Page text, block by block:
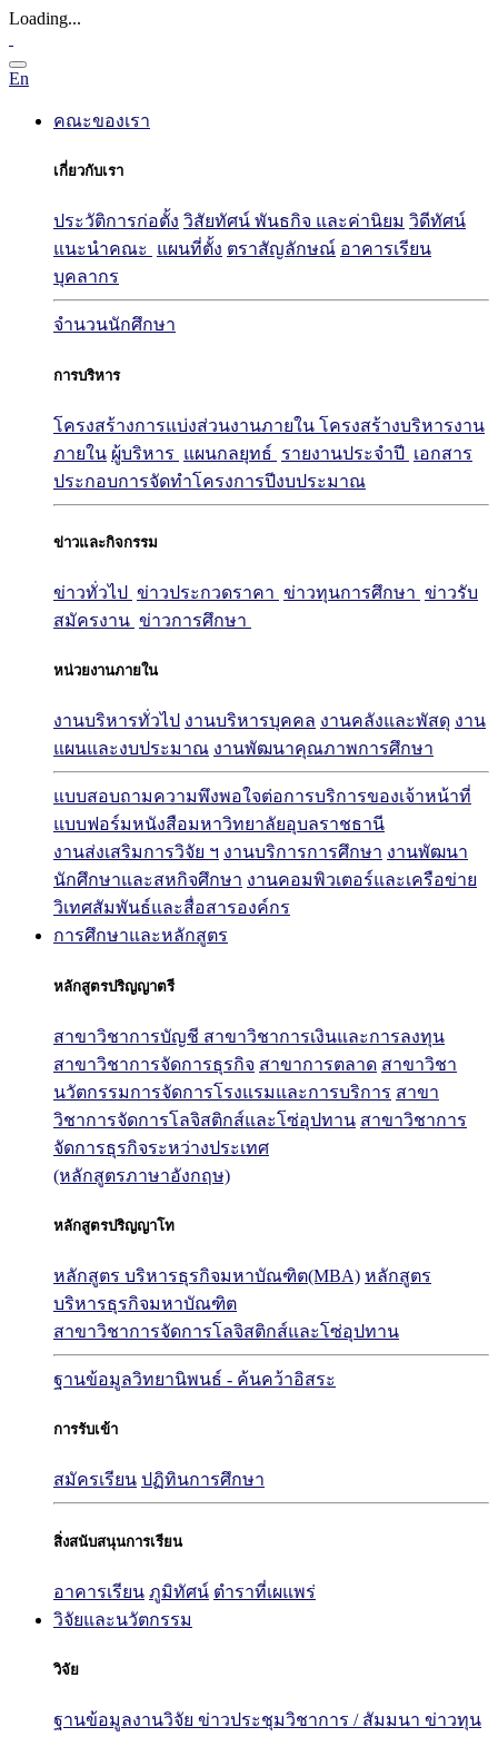
Loading...
En
คณะของเรา
เกี่ยวกับเรา
ประวัติการก่อตั้ง วิสัยทัศน์ พันธกิจ และค่านิยม วิดีทัศน์
แนะนำคณะ
แผนที่ตั้ง ตราสัญลักษณ์ อาคารเรียน
บุคลากร
จำนวนนักศึกษา
การบริหาร
โครงสร้างการแบ่งส่วนงานภายใน โครงสร้างบริหารงาน
ภายใน ผู้บริหาร แผนกลยุทธ์ รายงานประจำปี
เอกสาร
ประกอบการจัดทำโครงการปีงบประมาณ
ข่าวและกิจกรรม
ข่าวทั่วไป ข่าวประกวดราคา ข่าวทุนการศึกษา ข่าวรับ
สมัครงาน ข่าวการศึกษา
หน่วยงานภายใน
งานบริหารทั่วไป งานบริหารบุคคล งานคลังและพัสดุ งาน
แผนและงบประมาณ งานพัฒนาคุณภาพการศึกษา
แบบสอบถามความพึงพอใจต่อการบริการของเจ้าหน้าที่
แบบฟอร์มหนังสือมหาวิทยาลัยอุบลราชธานี
งานส่งเสริมการวิจัย ฯ งานบริการการศึกษา งานพัฒนา
นักศึกษาและสหกิจศึกษา งานคอมพิวเตอร์และเครือข่าย
วิเทศสัมพันธ์และสื่อสารองค์กร
การศึกษาและหลักสูตร
หลักสูตรปริญญาตรี
สาขาวิชาการบัญชี สาขาวิชาการเงินและการลงทุน
สาขาวิชาการจัดการธุรกิจ สาขาการตลาด สาขาวิชา
นวัตกรรมการจัดการโรงแรมและการบริการ สาขา
วิชาการจัดการโลจิสติกส์และโซ่อุปทาน สาขาวิชาการ
จัดการธุรกิจระหว่างประเทศ
(หลักสูตรภาษาอังกฤษ)
หลักสูตรปริญญาโท
หลักสูตร บริหารธุรกิจมหาบัณฑิต(MBA) หลักสูตร
บริหารธุรกิจมหาบัณฑิต
สาขาวิชาการจัดการโลจิสติกส์และโซ่อุปทาน
ฐานข้อมูลวิทยานิพนธ์ - ค้นคว้าอิสระ
การรับเข้า
สมัครเรียน ปฏิทินการศึกษา
สิ่งสนับสนุนการเรียน
อาคารเรียน ภูมิทัศน์ ตำราที่เผแพร่
วิจัยและนวัตกรรม
วิจัย
ฐานข้อมูลงานวิจัย ข่าวประชุมวิชาการ / สัมมนา ข่าวทุน